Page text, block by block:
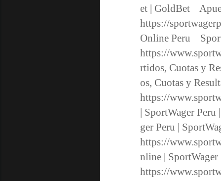
et | GoldBet
https://
Online Peru
https://
rtidos, Cuotas y
os, Cuotas y
https://
| SportWager
ger Peru |
https://
nline |
https://